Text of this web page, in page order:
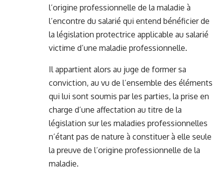
l’origine professionnelle de la maladie à
l’encontre du salarié qui entend bénéficier de
la législation protectrice applicable au salarié
victime d’une maladie professionnelle.
Il appartient alors au juge de former sa
conviction, au vu de l’ensemble des éléments
qui lui sont soumis par les parties, la prise en
charge d’une affectation au titre de la
législation sur les maladies professionnelles
n’étant pas de nature à constituer à elle seule
la preuve de l’origine professionnelle de la
maladie.